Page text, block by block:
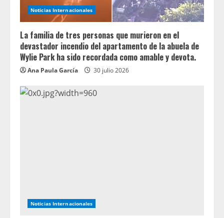
Noticias Internacionales
La familia de tres personas que murieron en el
devastador incendio del apartamento de la abuela de
Wylie Park ha sido recordada como amable y devota.
Ana Paula García 30 julio 2026
Noticias Internacionales